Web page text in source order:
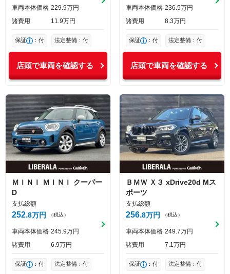
車両本体価格 229 9万円
諸費用
11 9万円
保証 ：付 法定整備：付
店頭で車両を確認する
車両本体価格 236 5万円
諸費用
8 3万円
保証 ：付 法定整備：付
店頭で車両を確認する
ＭＩＮＩ ＭＩＮＩ
クーパー
D
支払総額
252 8万円 （税込）
車両本体価格 245 9万円
諸費用
6 9万円
保証 ：付 法定整備：付
ＢＭＷ Ｘ３ xDrive20d Mス
ポーツ
支払総額
256 8万円 （税込）
車両本体価格 249 7万円
諸費用
7 1万円
保証 ：付 法定整備：付